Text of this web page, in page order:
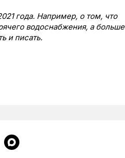
года. Например, о том, что
водоснабжения, а больше
и писать.